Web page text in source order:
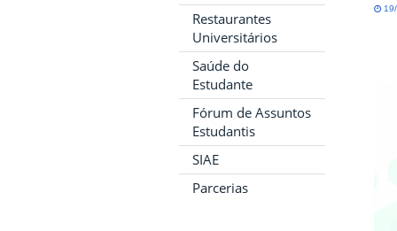
Restaurantes
Universitários
Saúde do
Estudante
Fórum de Assuntos
Estudantis
SIAE
Parcerias